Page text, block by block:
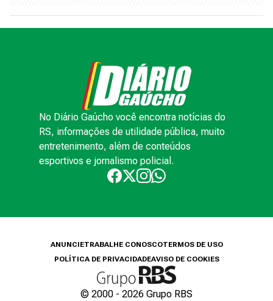
No Diário Gaúcho você encontra notícias do
RS, informações de utilidade pública, muito
entretenimento, além de conteúdos
esportivos e jornalismo policial.
ANUNCIETRABALHE CONOSCOTERMOS DE USO
POLÍTICA DE PRIVACIDADEAVISO DE COOKIES
© 2000 - 2026 Grupo RBS